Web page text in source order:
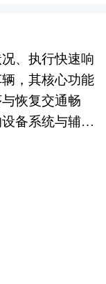
上，主要依据
改委、国家经
国家海关总
气监测中心、
刊杂志的基础
提供的大量资
、发展现状、
分析了国内外
的发展挑战、
行业的投资分
星行业的整体
参考建议和具
企业、经销
，高能量密度
著拓展续航边
无人机从"视
协同"能力跃
UAM）试点
，电力巡检、
持续提升；基
体系与数字空
离运
化配置机制
无人机企业将
一改款、一
率提升，汽车
其使用寿命普
规级”安全与
周期、高频复
型、自动驾
软件定义能力
持续进化，进
，但整车制造
期和高安全门
消电子产品的
推进新能源汽
、执行快速响
，其核心功能
恢复交通畅
备系统与辅助
境中高效展开
援车涵盖了
以满足特定救
疗急救，具备
力；有的则专
灭火系统及破